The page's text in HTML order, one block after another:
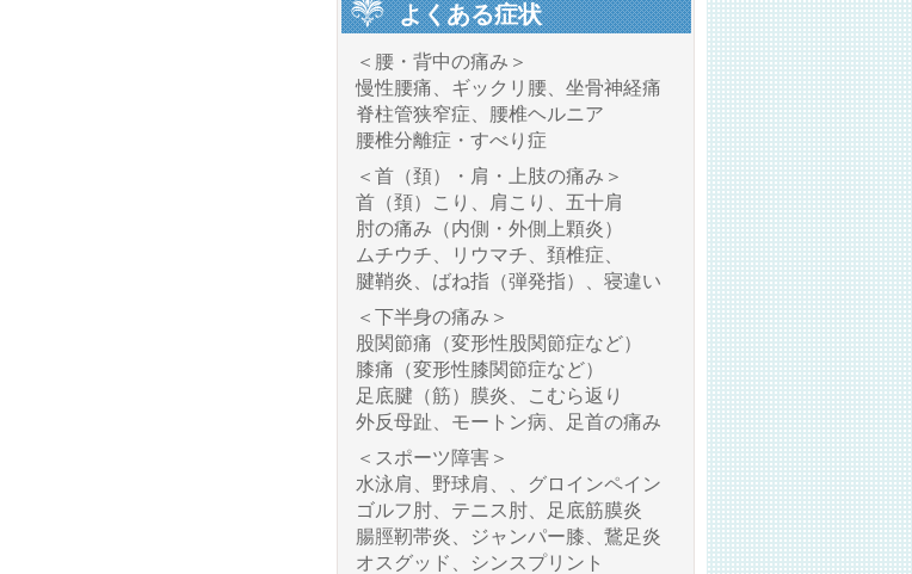
よくある症状
＜腰・背中の痛み＞
慢性腰痛、ギックリ腰、坐骨神経痛
脊柱管狭窄症、腰椎ヘルニア
腰椎分離症・すべり症
＜首（頚）・肩・上肢の痛み＞
首（頚）こり、肩こり、五十肩
肘の痛み（内側・外側上顆炎）
ムチウチ、リウマチ、頚椎症、
腱鞘炎、ばね指（弾発指）、寝違い
＜下半身の痛み＞
股関節痛（変形性股関節症など）
膝痛（変形性膝関節症など）
足底腱（筋）膜炎、こむら返り
外反母趾、モートン病、足首の痛み
＜スポーツ障害＞
水泳肩、野球肩、、グロインペイン
ゴルフ肘、テニス肘、足底筋膜炎
腸脛靭帯炎、ジャンパー膝、鵞足炎
オスグッド、シンスプリント